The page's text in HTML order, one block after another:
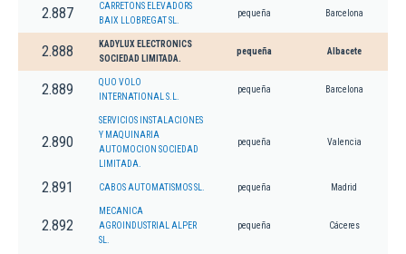
2.887
CARRETONS ELEVADORS
BAIX LLOBREGAT SL.
pequeña Barcelona
2.888
KADYLUX ELECTRONICS
SOCIEDAD LIMITADA.
pequeña Albacete
2.889
QUO VOLO
INTERNATIONAL S.L.
pequeña Barcelona
2.890
SERVICIOS INSTALACIONES
Y MAQUINARIA
AUTOMOCION SOCIEDAD
LIMITADA.
pequeña Valencia
2.891 CABOS AUTOMATISMOS SL. pequeña Madrid
2.892
MECANICA
AGROINDUSTRIAL ALPER
SL.
pequeña Cáceres